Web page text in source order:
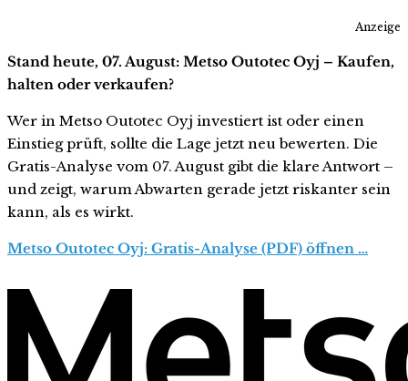
Anzeige
Stand heute, 07. August: Metso Outotec Oyj – Kaufen,
halten oder verkaufen?
Wer in Metso Outotec Oyj investiert ist oder einen
Einstieg prüft, sollte die Lage jetzt neu bewerten. Die
Gratis-Analyse vom 07. August gibt die klare Antwort –
und zeigt, warum Abwarten gerade jetzt riskanter sein
kann, als es wirkt.
Metso Outotec Oyj: Gratis-Analyse (PDF) öffnen …